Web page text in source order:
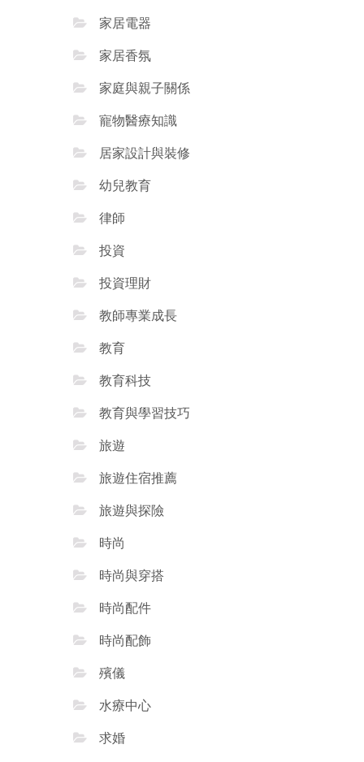
家居電器
家居香氛
家庭與親子關係
寵物醫療知識
居家設計與裝修
幼兒教育
律師
投資
投資理財
教師專業成長
教育
教育科技
教育與學習技巧
旅遊
旅遊住宿推薦
旅遊與探險
時尚
時尚與穿搭
時尚配件
時尚配飾
殯儀
水療中心
求婚